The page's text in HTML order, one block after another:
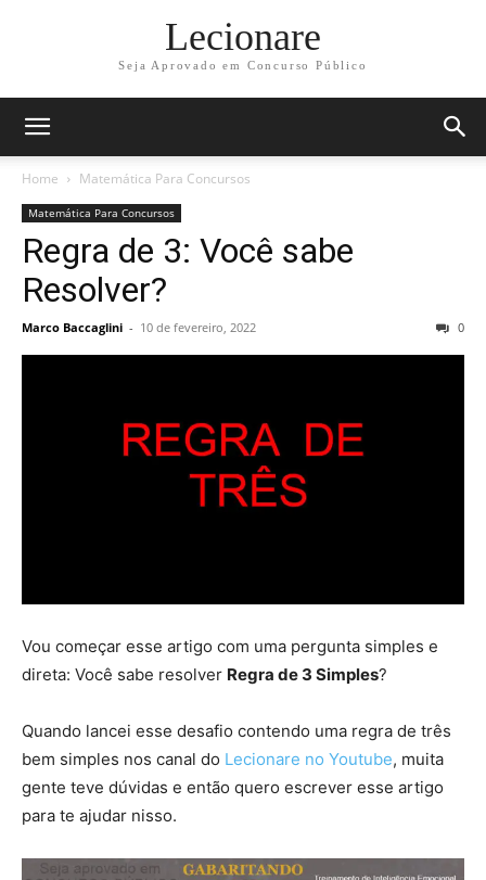
Lecionare
Seja Aprovado em Concurso Público
Home Matemática Para Concursos
Matemática Para Concursos
Regra de 3: Você sabe
Resolver?
Marco Baccaglini - 10 de fevereiro, 2022 0
Vou começar esse artigo com uma pergunta simples e
direta: Você sabe resolver Regra de 3 Simples?
Quando lancei esse desafio contendo uma regra de três
bem simples nos canal do Lecionare no Youtube, muita
gente teve dúvidas e então quero escrever esse artigo
para te ajudar nisso.